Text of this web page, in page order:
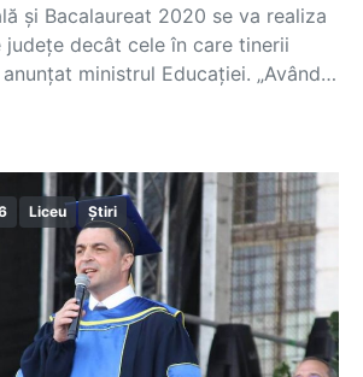
și Bacalaureat 2020 se va realiza
decât cele în care tinerii
ministrul Educației. „Având…
Liceu Știri